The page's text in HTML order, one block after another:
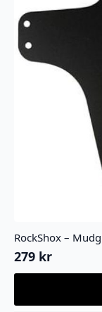
RockShox –
279 kr
Dette
har